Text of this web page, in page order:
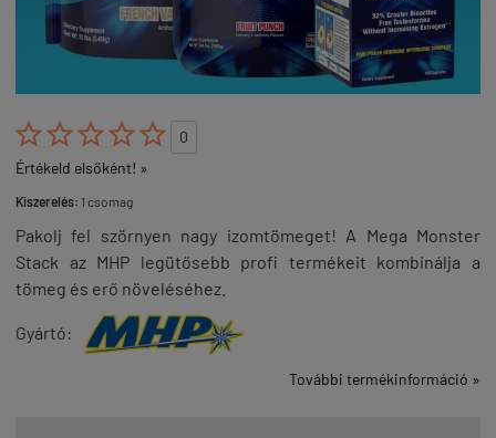

0
Értékeld elsőként! »
Kiszerelés: 1 csomag
Pakolj fel szörnyen nagy izomtömeget! A Mega Monster
Stack az MHP legütősebb profi termékeit kombinálja a
tömeg és erő növeléséhez.
Gyártó:
További termékinformáció »